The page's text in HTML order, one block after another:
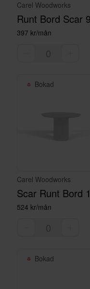
Carel Woodworks
397 kr/mån
Bokad
Carel Woodworks
524 kr/mån
Bokad